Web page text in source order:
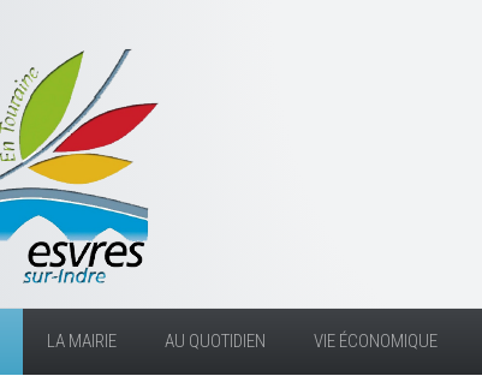
LA MAIRIE AU QUOTIDIEN VIE ÉCONOMIQUE